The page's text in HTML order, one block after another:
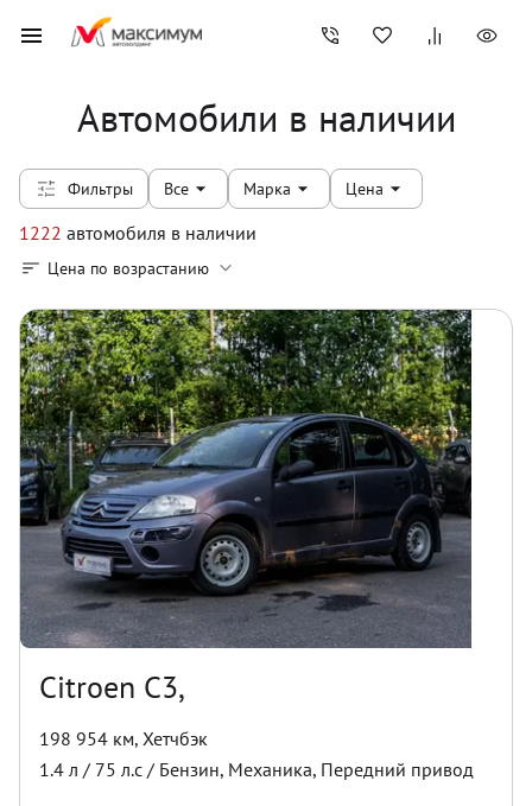
Автомобили в наличии
Фильтры Все Марка Цена
1222 автомобиля в наличии
Цена по возрастанию
Citroen C3,
198 954 км, Хетчбэк
1.4 л / 75 л.с / Бензин, Механика, Передний привод